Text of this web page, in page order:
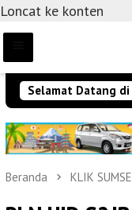
Loncat ke konten
Selamat Datang di
Beranda KLIK